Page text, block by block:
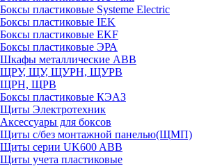
Боксы пластиковые Systeme Electric
Боксы пластиковые IEK
Боксы пластиковые EKF
Боксы пластиковые ЭРА
Шкафы металлические ABB
ЩРУ, ЩУ, ЩУРН, ЩУРВ
ЩРН, ЩРВ
Боксы пластиковые КЭАЗ
Щиты Электротехник
Аксессуары для боксов
Щиты с/без монтажной панелью(ЩМП)
Щиты серии UK600 ABB
Щиты учета пластиковые